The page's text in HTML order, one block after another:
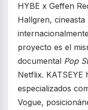
HYBE x Geffen
Hallgren,
proyecto es el
documental Pop
Netflix. KATSEYE
especializados
Vogue,